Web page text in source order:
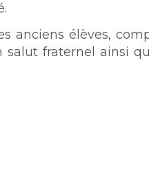
anciens élèves,
salut fraternel ainsi